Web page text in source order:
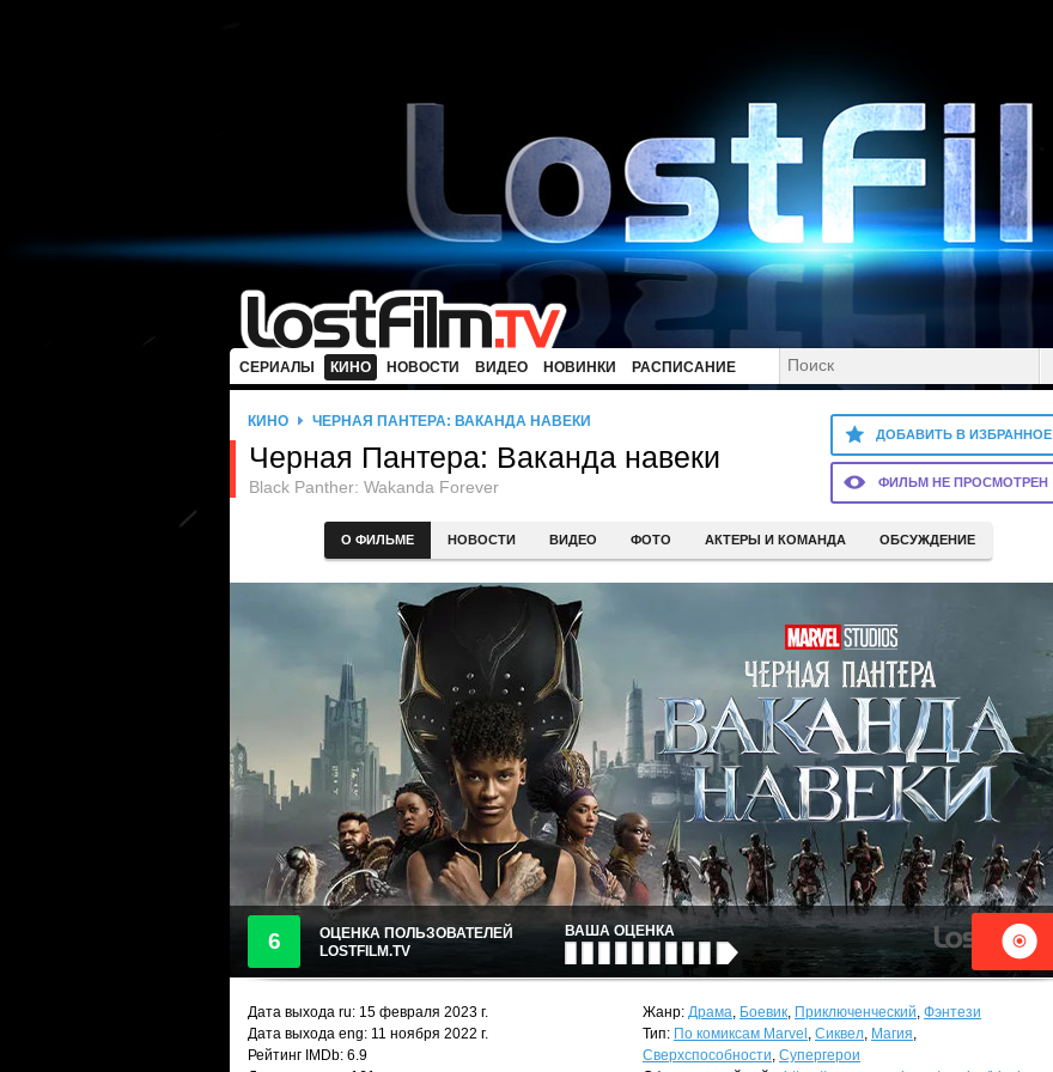
СЕРИАЛЫ КИНО НОВОСТИ ВИДЕО НОВИНКИ РАСПИСАНИЕ
ДОБАВИТЬ В ИЗБРАННОЕ
ФИЛЬМ НЕ ПРОСМОТРЕН
КИНО ЧЕРНАЯ ПАНТЕРА: ВАКАНДА НАВЕКИ
Черная Пантера: Ваканда навеки
Black Panther: Wakanda Forever
О ФИЛЬМЕ НОВОСТИ ВИДЕО ФОТО АКТЕРЫ И КОМАНДА ОБСУЖДЕНИЕ
6
ОЦЕНКА ПОЛЬЗОВАТЕЛЕЙ
LOSTFILM.TV
ВАША ОЦЕНКА
Дата выхода ru: 15 февраля 2023 г.
Дата выхода eng: 11 ноября 2022 г.
Рейтинг IMDb: 6.9
Жанр: Драма, Боевик, Приключенческий, Фэнтези
Тип: По комиксам Marvel , Сиквел, Магия,
Сверхспособности, Супергерои